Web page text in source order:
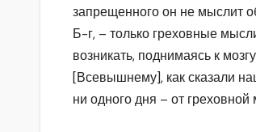
запрещенного он не мыслит
Б-г, – только греховные
возникать, поднимаясь к
[Всевышнему], как сказали
ни одного дня – от